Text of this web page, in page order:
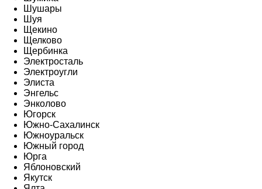
Шушары
Шуя
Щекино
Щелково
Щербинка
Электросталь
Электроугли
Элиста
Энгельс
Энколово
Югорск
Южно-Сахалинск
Южноуральск
Южный город
Юрга
Яблоновский
Якутск